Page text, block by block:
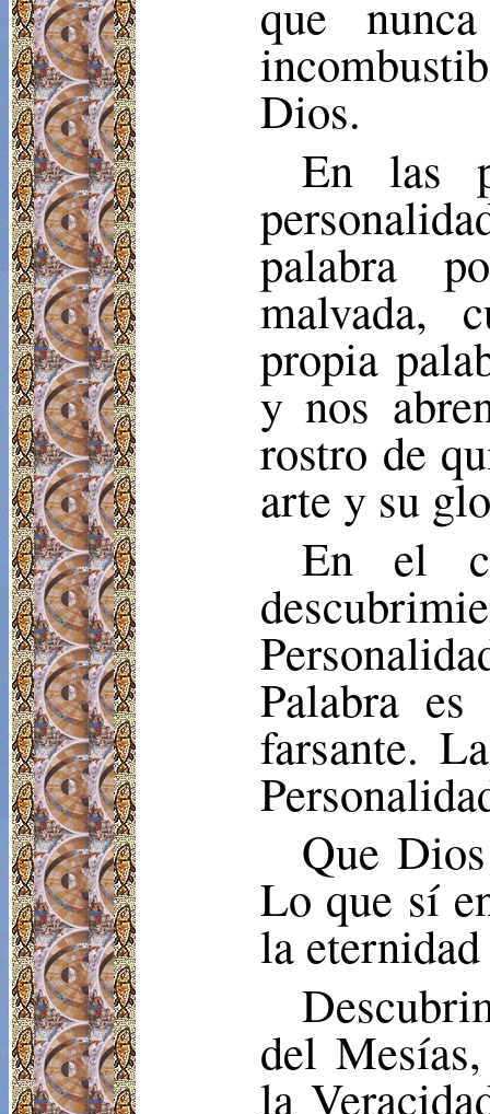
que
Dios.
En las
palabra
malvada,
propia
y nos
rostro de
arte y su
En el
Palabra
farsante.
Que
Lo que sí
la
del
la